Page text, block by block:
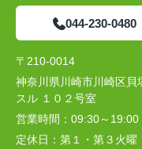
044-230-0480
〒210-0014
神奈川県川崎市川崎区貝
スル １０２号室
営業時間： 09:30～19:00
定休日： 第１・第３火